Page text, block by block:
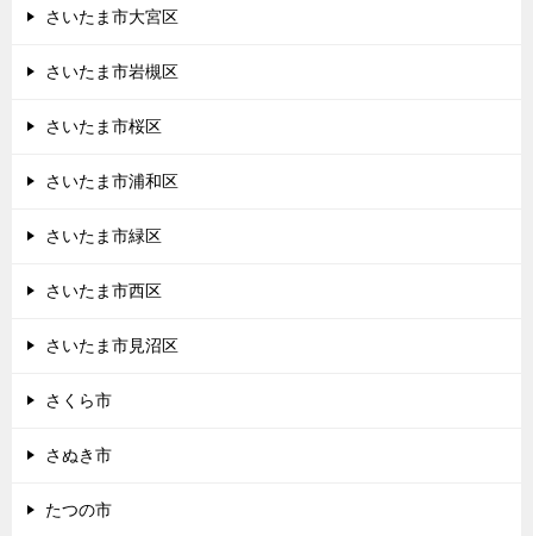
さいたま市大宮区
さいたま市岩槻区
さいたま市桜区
さいたま市浦和区
さいたま市緑区
さいたま市西区
さいたま市見沼区
さくら市
さぬき市
たつの市